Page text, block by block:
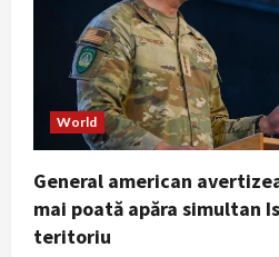
World
General american
mai poată apăra simultan
teritoriu